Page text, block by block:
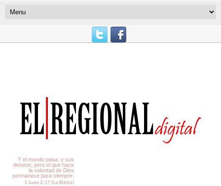
Y el mundo pasa, y sus
deseos; pero el que hace
la voluntad de Dios
permanece para siempre.
1 Juan 2:17 (La Biblia)